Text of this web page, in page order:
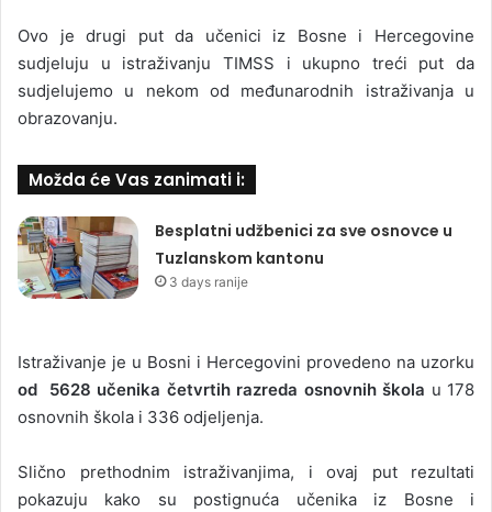
Ovo je drugi put da učenici iz Bosne i Hercegovine
sudjeluju u istraživanju TIMSS i ukupno treći put da
sudjelujemo u nekom od međunarodnih istraživanja u
obrazovanju.
Možda će Vas zanimati i:
Besplatni udžbenici za sve osnovce u
Tuzlanskom kantonu
3 days ranije
Istraživanje je u Bosni i Hercegovini provedeno na uzorku
od 5628 učenika četvrtih razreda osnovnih škola u 178
osnovnih škola i 336 odjeljenja.
Slično prethodnim istraživanjima, i ovaj put rezultati
pokazuju kako su postignuća učenika iz Bosne i